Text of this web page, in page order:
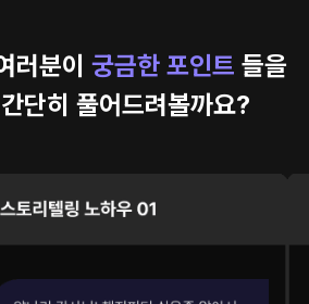
러분이 궁금한 포인트 들을
단히 풀어드려볼까요?